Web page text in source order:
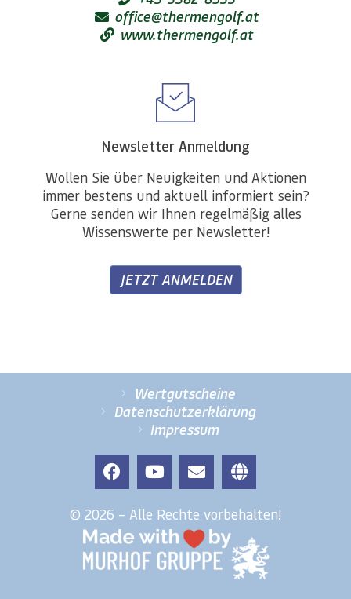
office@thermengolf.at
www.thermengolf.at
Newsletter Anmeldung
Wollen Sie über Neuigkeiten und Aktionen
immer bestens und aktuell informiert sein?
Gerne senden wir Ihnen regelmäßig alles
Wissenswerte per Newsletter!
JETZT ANMELDEN
Wertgutscheine
Datenschutzerklärung
Impressum
© 2026 – Alle Rechte vorbehalten!